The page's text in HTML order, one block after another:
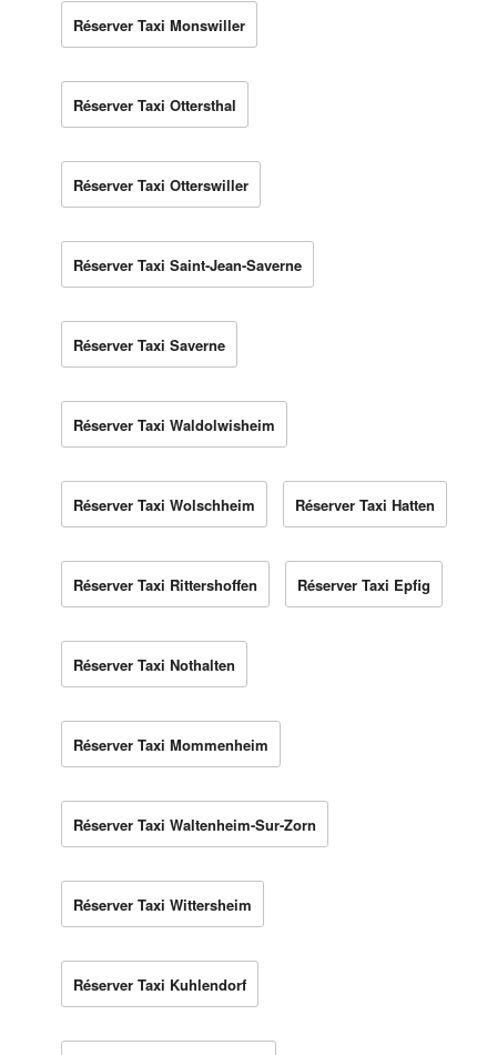
Réserver Taxi Monswiller
Réserver Taxi Ottersthal
Réserver Taxi Otterswiller
Réserver Taxi Saint-Jean-Saverne
Réserver Taxi Saverne
Réserver Taxi Waldolwisheim
Réserver Taxi Wolschheim Réserver Taxi Hatten
Réserver Taxi Rittershoffen Réserver Taxi Epfig
Réserver Taxi Nothalten
Réserver Taxi Mommenheim
Réserver Taxi Waltenheim-Sur-Zorn
Réserver Taxi Wittersheim
Réserver Taxi Kuhlendorf